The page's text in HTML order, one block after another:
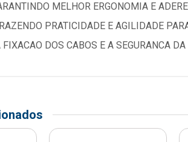
MELHOR ERGONOMIA E
PRATICIDADE E AGILIDADE
DOS CABOS E A SEGURANCA